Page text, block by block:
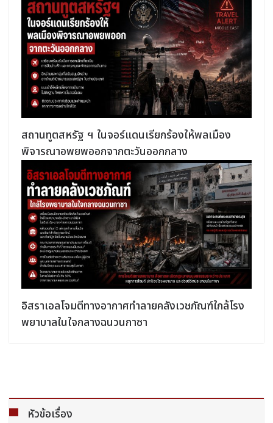
สถานทูตสหรัฐ ฯ ในจอร์แดนเรียกร้องให้พลเมือง
พิจารณาอพยพออกจากตะวันออกกลาง
อิสราเอลโจมตีทางอากาศทำลายคลังเวชภัณฑ์ใกล้โรง
พยาบาลในใจกลางฉนวนกาซา
หัวข้อเรื่อง